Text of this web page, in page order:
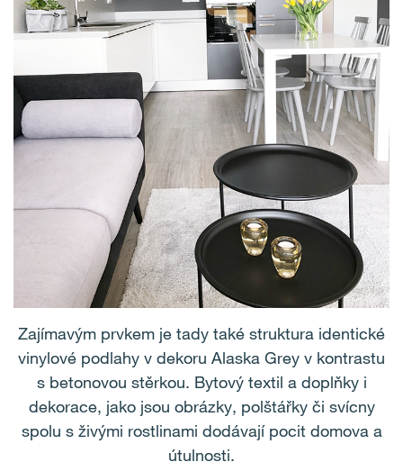
Zajímavým prvkem je tady také struktura identické
vinylové podlahy v dekoru Alaska Grey v kontrastu
s betonovou stěrkou. Bytový textil a doplňky i
dekorace, jako jsou obrázky, polštářky či svícny
spolu s živými rostlinami dodávají pocit domova a
útulnosti.